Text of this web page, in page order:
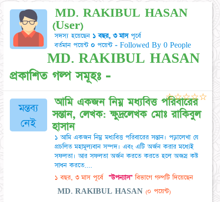
MD. RAKIBUL HASAN
(User)
সদস্য হয়েছেন ১ বছর, ৩ মাসপূর্বে
বর্তমান পয়েন্ট ০পয়েন্ট - Followed By 0 People
MD. RAKIBUL HASAN
প্রকাশিত গল্প সমূহঃ -
মন্তব্য
নেই
আমি একজন নিম্ন মধ্যবিত্ত পরিবারের
সন্তান, লেখক: ক্ষুদ্রলেখক মোঃ রাকিবুল
হাসান
১ আমি একজন নিম্ন মধ্যবিত্ত পরিবারের সন্তান। পড়ালেখা যে
প্রচলিত মহামূল্যবান সম্পদ। এবং এটি অর্জন করার মধ্যেই
সফলতা। আর সফলতা অর্জন করতে করতে হলে অজস্র কষ্ট
সাধন করতে....
১ বছর, ৩ মাস পূর্বে "উপন্যাস"বিভাগে গল্পটি দিয়েছেন
MD. RAKIBUL HASAN(০ পয়েন্ট)
☆☆☆☆☆